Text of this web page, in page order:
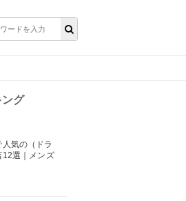
グ
人気の（ドラ
12選｜メンズ